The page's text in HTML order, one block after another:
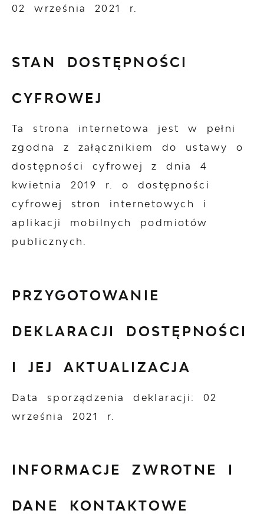
02 września 2021 r.
STAN DOSTĘPNOŚCI
CYFROWEJ
Ta strona internetowa jest w pełni
zgodna z załącznikiem do ustawy o
dostępności cyfrowej z dnia 4
kwietnia 2019 r. o dostępności
cyfrowej stron internetowych i
aplikacji mobilnych podmiotów
publicznych.
PRZYGOTOWANIE
DEKLARACJI DOSTĘPNOŚCI
I JEJ AKTUALIZACJA
Data sporządzenia deklaracji: 02
września 2021 r.
INFORMACJE ZWROTNE I
DANE KONTAKTOWE